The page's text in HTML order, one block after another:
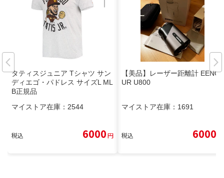
タティスジュニア Tシャツ サン
ディエゴ・パドレス サイズL ML
B正規品
マイストア在庫： 2544
税込 6000円
【美品】レーザー距離計 EENO
UR U800
マイストア在庫： 1691
税込 6000